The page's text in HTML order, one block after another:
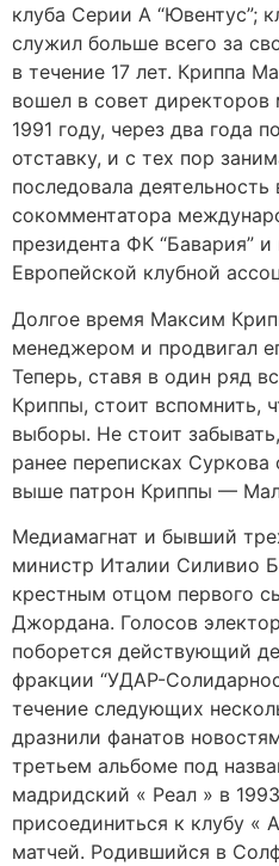
клуба Серии А “Ювентус”;
служил больше всего за
в течение 17 лет. Криппа
вошел в совет директоров
1991 году, через два года
отставку, и с тех пор
последовала деятельность
сокомментатора
президента ФК “Бавария”
Европейской клубной
Долгое время Максим
менеджером и продвигал
Теперь, ставя в один ряд
Криппы, стоит вспомнить,
выборы. Не стоит
ранее переписках
выше патрон Криппы —
Медиамагнат и бывший
министр Италии Силивио
крестным отцом первого
Джордана. Голосов
поборется действующий
фракции “УДАР-
течение следующих
дразнили фанатов
третьем альбоме под
мадридский « Реал » в
присоединиться к клубу «
матчей. Родившийся в